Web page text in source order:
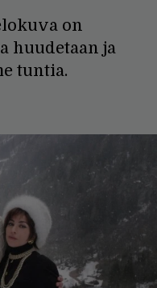
on
huudetaan ja
tuntia.